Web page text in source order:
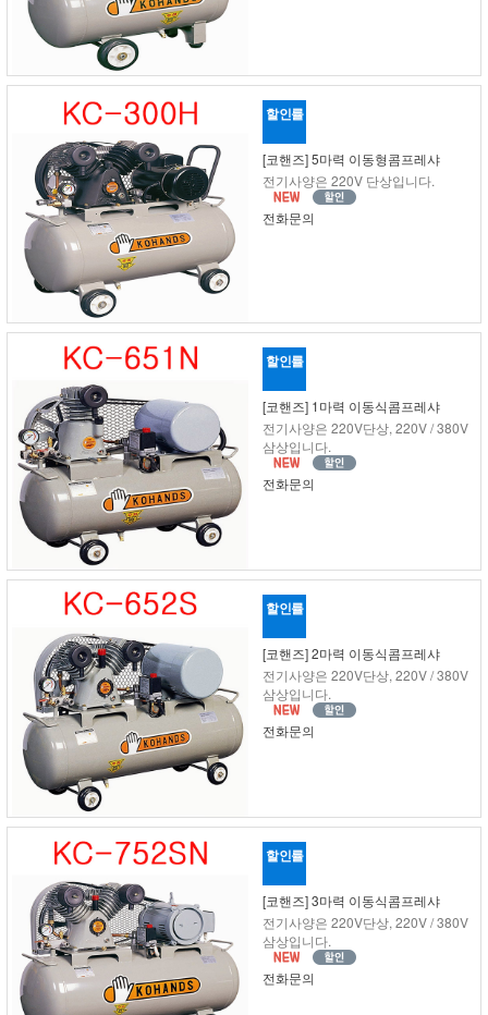
할인률
[코핸즈] 5마력 이동형콤프레샤
전기사양은 220V 단상입니다.
전화문의
할인률
[코핸즈] 1마력 이동식콤프레샤
전기사양은 220V단상, 220V / 380V
삼상입니다.
전화문의
할인률
[코핸즈] 2마력 이동식콤프레샤
전기사양은 220V단상, 220V / 380V
삼상입니다.
전화문의
할인률
[코핸즈] 3마력 이동식콤프레샤
전기사양은 220V단상, 220V / 380V
삼상입니다.
전화문의